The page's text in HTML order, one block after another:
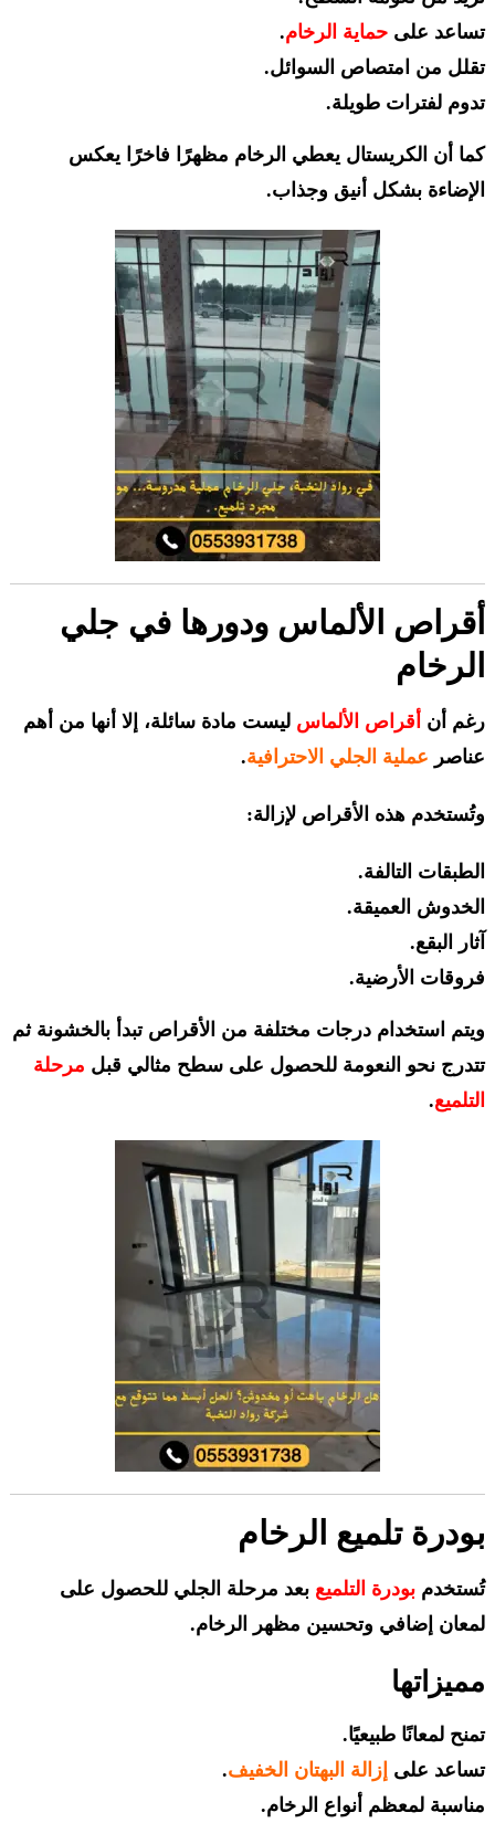
تساعد على حماية الرخام.
تقلل من امتصاص السوائل.
تدوم لفترات طويلة.
كما أن الكريستال يعطي الرخام مظهرًا فاخرًا يعكس
الإضاءة بشكل أنيق وجذاب.
أقراص الألماس ودورها في جلي
الرخام
رغم أن أقراص الألماس ليست مادة سائلة، إلا أنها من أهم
عناصر عملية الجلي الاحترافية.
وتُستخدم هذه الأقراص لإزالة:
الطبقات التالفة.
الخدوش العميقة.
آثار البقع.
فروقات الأرضية.
ويتم استخدام درجات مختلفة من الأقراص تبدأ بالخشونة ثم
تتدرج نحو النعومة للحصول على سطح مثالي قبل مرحلة
التلميع.
بودرة تلميع الرخام
تُستخدم بودرة التلميع بعد مرحلة الجلي للحصول على
لمعان إضافي وتحسين مظهر الرخام.
مميزاتها
تمنح لمعانًا طبيعيًا.
تساعد على إزالة البهتان الخفيف.
مناسبة لمعظم أنواع الرخام.